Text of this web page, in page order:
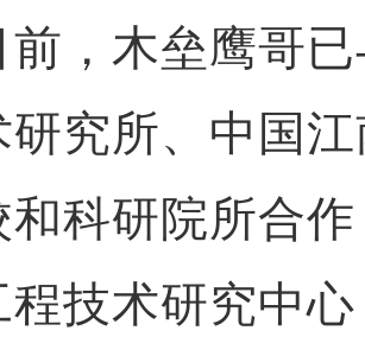
木垒鹰哥已
研究所、中国
和科研院所合
程技术研究中